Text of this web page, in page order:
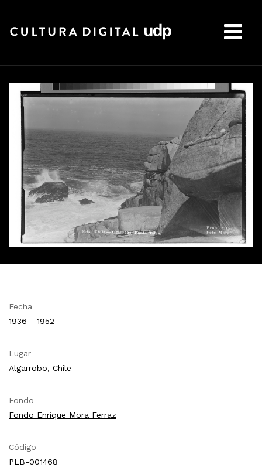
Fecha
1936 - 1952
Lugar
Algarrobo, Chile
Fondo
Fondo Enrique Mora Ferraz
Código
PLB-001468